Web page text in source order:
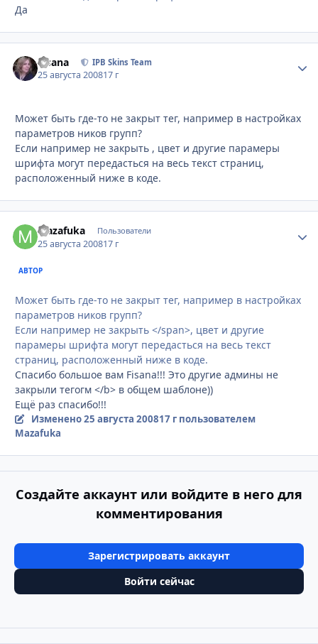
Да
Fisana IPB Skins Team
25 августа 200817 г
Может быть где-то не закрыт тег, например в настройках
параметров ников групп?
Если например не закрыть , цвет и другие парамеры
шрифта могут передасться на весь текст страниц,
расположенный ниже в коде.
Mazafuka Пользователи
25 августа 200817 г
АВТОР
Может быть где-то не закрыт тег, например в настройках
параметров ников групп?
Если например не закрыть </span>, цвет и другие
парамеры шрифта могут передасться на весь текст
страниц, расположенный ниже в коде.
Спасибо большое вам Fisana!!! Это другие админы не
закрыли тегогм </b> в общем шаблоне))
Ещё раз спасибо!!!
Изменено25 августа 200817 гпользователем
Mazafuka
Создайте аккаунт или войдите в него для
комментирования
Зарегистрировать аккаунт
Войти сейчас